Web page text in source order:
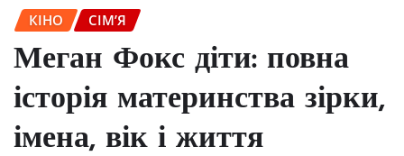
КІНО СІМ’Я
Меган Фокс діти: повна
історія материнства зірки,
імена, вік і життя